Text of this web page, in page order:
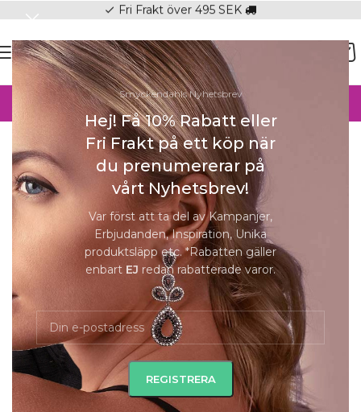
Smyckendahls Nyhetsbrev
Hej! Få 10% Rabatt eller
Fri Frakt på ett köp när
du prenumererar på
vårt Nyhetsbrev!
Var först att ta del av Kampanjer,
Erbjudanden, Inspiration, Unika
produktsläpp etc. *Rabatten gäller
enbart EJ redan rabatterade varor.
Fri Frakt över 495 SEK
SOMMAR-REA HOS SMYCKENDAHLS,
UPP TILL 25%
Örhängen Örhängen Dam
-25%
Förstora
Adora Sg Green Örhängen | Guld
549kr 412kr
Slut i lager
Slut i lager